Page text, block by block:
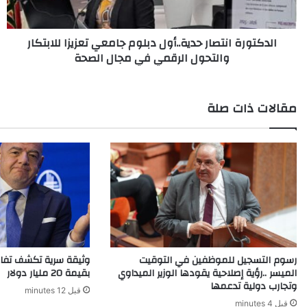
والتحول
الرقمي
الدكتورة انتصار حدية..أول دبلوم جامعي تعزيزا للابتكار
والتحول الرقمي في مجال الصحة
مقالات ذات صلة
رسوم التسجيل للموظفين في التوقيت
الميسر ..رؤية إصلاحية يقودها الوزير الميداوي
وتجارب دولية تدعمها
قبل 4 minutes
وثيقة سرية تكشف
بقيمة 20 مليار دولار
قبل 12 minutes